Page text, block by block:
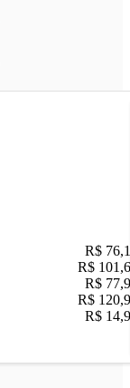
R$
R$
R$
R$
R$